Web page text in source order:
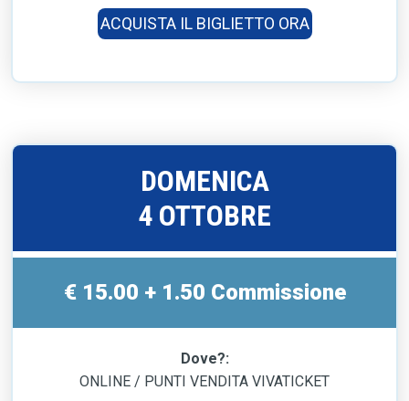
ACQUISTA IL BIGLIETTO ORA
DOMENICA
4 OTTOBRE
€ 15.00 + 1.50 Commissione
Dove?:
ONLINE / PUNTI VENDITA VIVATICKET